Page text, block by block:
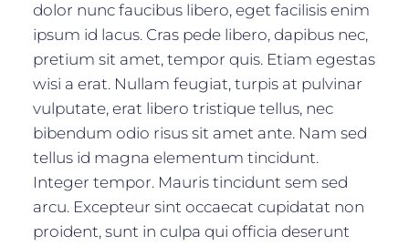
dolor nunc faucibus libero, eget facilisis enim
ipsum id lacus. Cras pede libero, dapibus nec,
pretium sit amet, tempor quis. Etiam egestas
wisi a erat. Nullam feugiat, turpis at pulvinar
vulputate, erat libero tristique tellus, nec
bibendum odio risus sit amet ante. Nam sed
tellus id magna elementum tincidunt.
Integer tempor. Mauris tincidunt sem sed
arcu. Excepteur sint occaecat cupidatat non
proident, sunt in culpa qui officia deserunt